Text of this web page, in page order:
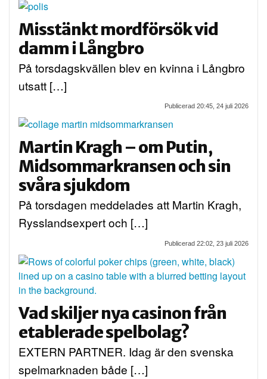
Misstänkt mordförsök vid
damm i Långbro
På torsdagskvällen blev en kvinna i Långbro
utsatt […]
Publicerad 20:45, 24 juli 2026
Martin Kragh – om Putin,
Midsommarkransen och sin
svåra sjukdom
På torsdagen meddelades att Martin Kragh,
Rysslandsexpert och […]
Publicerad 22:02, 23 juli 2026
Vad skiljer nya casinon från
etablerade spelbolag?
EXTERN PARTNER. Idag är den svenska
spelmarknaden både […]